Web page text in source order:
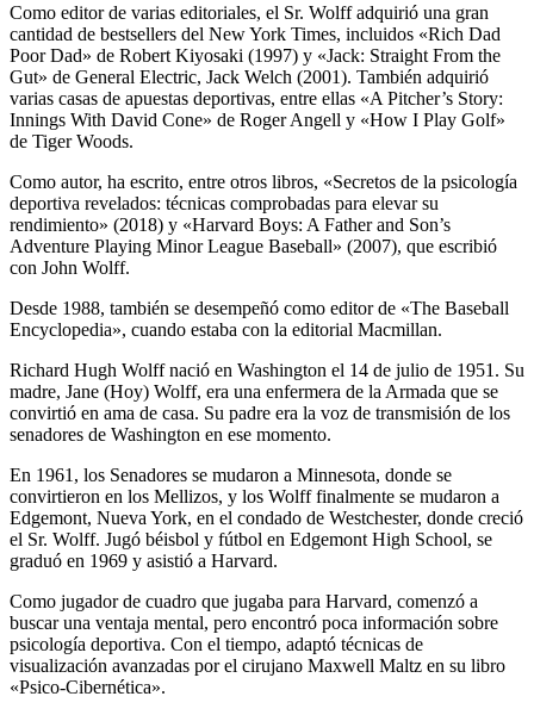
Como editor de varias editoriales, el Sr. Wolff adquirió una gran
cantidad de bestsellers del New York Times, incluidos «Rich Dad
Poor Dad» de Robert Kiyosaki (1997) y «Jack: Straight From the
Gut» de General Electric, Jack Welch (2001). También adquirió
varias casas de apuestas deportivas, entre ellas «A Pitcher’s Story:
Innings With David Cone» de Roger Angell y «How I Play Golf»
de Tiger Woods.
Como autor, ha escrito, entre otros libros, «Secretos de la psicología
deportiva revelados: técnicas comprobadas para elevar su
rendimiento» (2018) y «Harvard Boys: A Father and Son’s
Adventure Playing Minor League Baseball» (2007), que escribió
con John Wolff.
Desde 1988, también se desempeñó como editor de «The Baseball
Encyclopedia», cuando estaba con la editorial Macmillan.
Richard Hugh Wolff nació en Washington el 14 de julio de 1951. Su
madre, Jane (Hoy) Wolff, era una enfermera de la Armada que se
convirtió en ama de casa. Su padre era la voz de transmisión de los
senadores de Washington en ese momento.
En 1961, los Senadores se mudaron a Minnesota, donde se
convirtieron en los Mellizos, y los Wolff finalmente se mudaron a
Edgemont, Nueva York, en el condado de Westchester, donde creció
el Sr. Wolff. Jugó béisbol y fútbol en Edgemont High School, se
graduó en 1969 y asistió a Harvard.
Como jugador de cuadro que jugaba para Harvard, comenzó a
buscar una ventaja mental, pero encontró poca información sobre
psicología deportiva. Con el tiempo, adaptó técnicas de
visualización avanzadas por el cirujano Maxwell Maltz en su libro
«Psico-Cibernética».